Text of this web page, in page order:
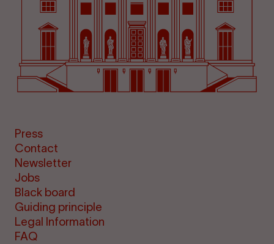
Press
Contact
Newsletter
Jobs
Black board
Guiding principle
Legal Information
FAQ